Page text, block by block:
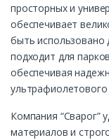
просторных и
обеспечивает
быть использовано
подходит для
обеспечивая
ультрафиолетового
Компания “Сварог”
материалов и